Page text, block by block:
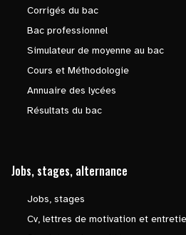
Corrigés du bac
Bac professionnel
Simulateur de moyenne au bac
Cours et Méthodologie
Annuaire des lycées
Résultats du bac
Jobs, stages, alternance
Jobs, stages
Cv, lettres de motivation et